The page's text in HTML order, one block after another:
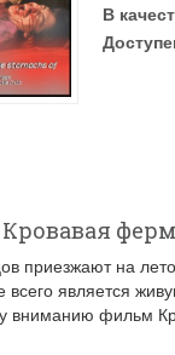
В
приезжают на
всего является
вниманию фильм